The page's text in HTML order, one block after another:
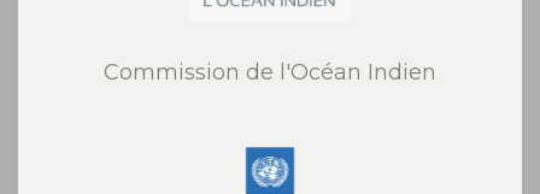
Commission de l'Océan Indien